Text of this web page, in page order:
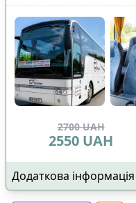
2700 UAH
2550 UAH
Додаткова інформація